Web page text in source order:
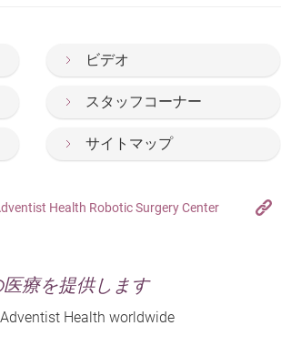
ビデオ
スタッフコーナー
サイトマップ
Health Robotic Surgery Center
療を提供します
Health worldwide